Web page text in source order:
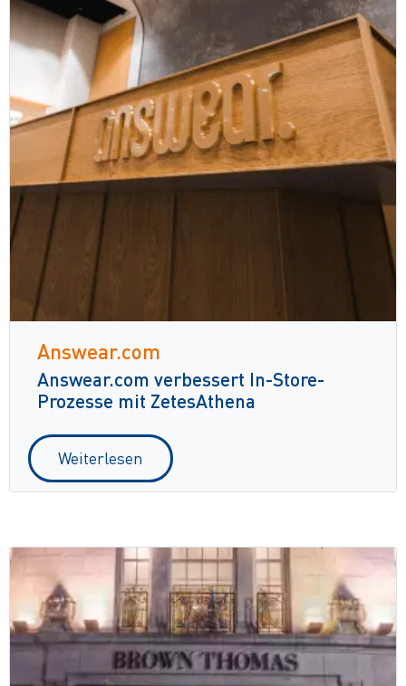
Answear.com
Answear.com verbessert In-Store-
Prozesse mit ZetesAthena
Weiterlesen